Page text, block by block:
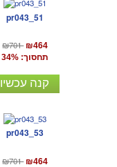
pr043_51
₪701 ₪464
תחסוך: 34%
קנה עכשיו
pr043_53
₪701 ₪464